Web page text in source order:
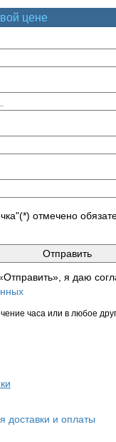
цене
отмечено
я даю
часа или в любое
доставки и оплаты